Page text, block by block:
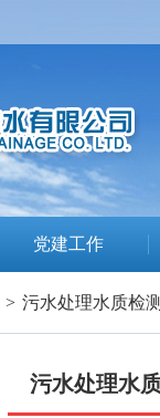
党建工作
> 污水处理水质检
污水处理水